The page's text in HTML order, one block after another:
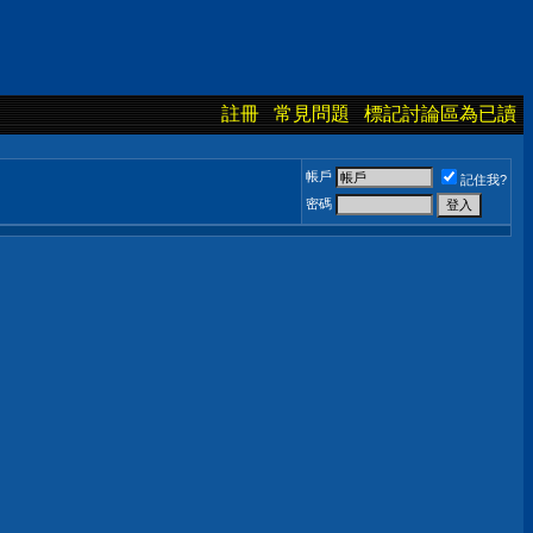
註冊 常見問題 標記討論區為已讀
帳戶
記住我?
密碼